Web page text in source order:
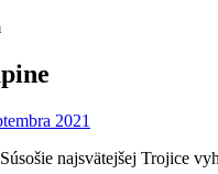
2021
Súsošie najsvätejšej Trojice